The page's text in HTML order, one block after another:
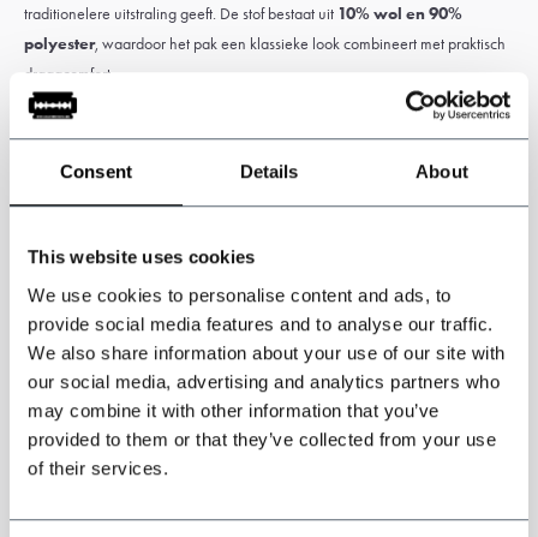
Consent Details About
This website uses cookies
We use cookies to personalise content and ads, to
provide social media features and to analyse our traffic.
We also share information about your use of our site with
our social media, advertising and analytics partners who
may combine it with other information that you’ve
provided to them or that they’ve collected from your use
of their services.
traditionelere uitstraling geeft. De stof bestaat uit 10% wol en 90%
polyester, waardoor het pak een klassieke look combineert met praktisch
draagcomfort.
DeAlbert Bruinis verkrijgbaar in de laatste aantallen en vooral nog in
kleinere maten. Een stijlvol 3-delig pak met een vintage ziel, chique
afwerking en precies genoeg karakter.
Let op:Douane- en invoerrechten kunnen van toepassing zijn en zijn
uitsluitend de verantwoordelijkheid van de klant.
Specificaties
3-delig pak : jack, gilet en broek.
Kleur: Bruin